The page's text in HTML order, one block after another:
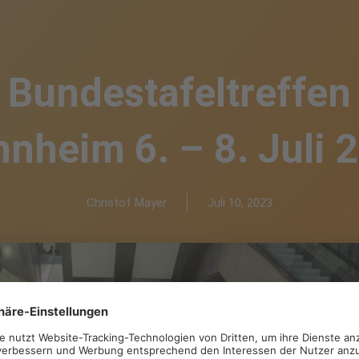
Bundestafeltreffen
6. – 8. Juli
Christof Mayer Juli 10, 2023